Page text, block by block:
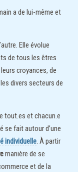
a de lui-même et
Elle évolue
de tous les êtres
croyances, de
divers secteurs de
tout.es et chacun.e
se fait autour d’une
individuelle. À partir
manière de se
et de la